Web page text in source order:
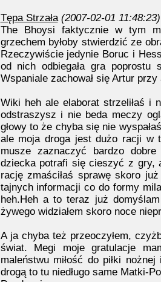
Tępa Strzała (2007-02-01 11:48:23)
The Bhoysi faktycznie w tym
grzechem byłoby stwierdzić ze
Rzeczywiście jedynie Boruc i
od nich odbiegała gra
Wspaniale zachował się Artur
Wiki heh ale elaborat strzeliłaś i
odstraszysz i nie beda meczy
głowy to że chyba się nie
ale moja droga jest dużo racji w
musze zaznaczyć bardzo
dziecka potrafi się cieszyć z gry,
rację zmaściłaś sprawę skoro
tajnych informacji co do formy
heh.Heh a to teraz już
żywego widziałem skoro noce
A ja chyba też przeoczyłem,
świat. Megi moje gratulacje
maleństwu miłość do piłki
drogą to tu niedługo same Matki-